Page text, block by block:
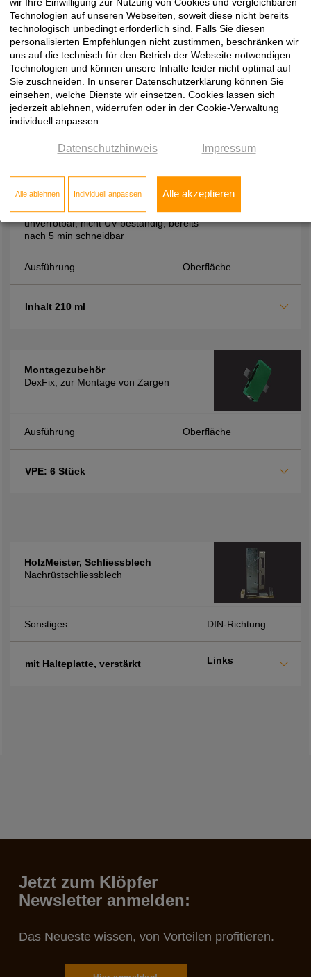
hohes Raumgewicht, beständig gegen
Verrottung, Wärme, Wasser und viele
Chemikalien
Ausführung Oberfläche
Inhalt 400 ml
Zargen, treibgasfrei, PCB und
formaldhydfrei, Alterungsbeständig,
unverrotbar, nicht UV beständig, bereits
nach 5 min schneidbar
Ausführung Oberfläche
Inhalt 210 ml
Montagezubehör
DexFix, zur Montage von Zargen
Ausführung Oberfläche
VPE: 6 Stück
HolzMeister, Schliessblech
Nachrüstschliessblech
Sonstiges DIN-Richtung
mit Halteplatte, verstärkt Links
Jetzt zum Klöpfer
Newsletter anmelden:
Das Neueste wissen, von Vorteilen profitieren.
Technologien auf unseren Webseiten, soweit diese nicht bereits
technologisch unbedingt erforderlich sind. Falls Sie diesen
personalisierten Empfehlungen nicht zustimmen, beschränken wir
uns auf die technisch für den Betrieb der Webseite notwendigen
Technologien und können unsere Inhalte leider nicht optimal auf
Sie zuschneiden. In unserer Datenschutzerklärung können Sie
einsehen, welche Dienste wir einsetzen. Cookies lassen sich
jederzeit ablehnen, widerrufen oder in der Cookie-Verwaltung
individuell anpassen.
Datenschutzhinweis Impressum
Alle ablehnen Individuell anpassen Alle akzeptieren